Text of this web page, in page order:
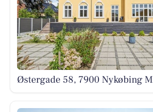
Østergade 58, 7900 Nykøbing M